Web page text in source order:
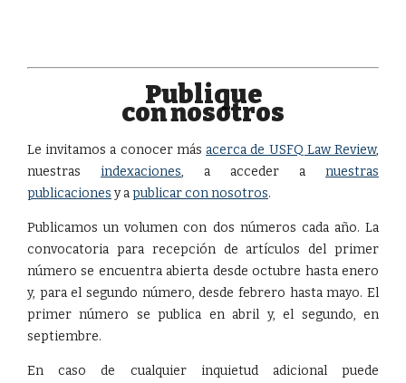
Publique
con nosotros
Le invitamos a conocer másacerca de USFQ Law Review,
nuestras indexaciones, a acceder a nuestras
publicaciones y apublicar con nosotros.
Publicamos un volumen con dos números cada año. La
convocatoria para recepción de artículos del primer
número se encuentra abierta desde octubre hasta enero
y, para el segundo número, desde febrero hasta mayo. El
primer número se publica en abril y, el segundo, en
septiembre.
En caso de cualquier inquietud adicional puede